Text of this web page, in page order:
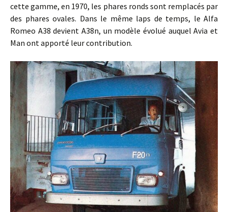
cette gamme, en 1970, les phares ronds sont remplacés par
des phares ovales. Dans le même laps de temps, le Alfa
Romeo A38 devient A38n, un modèle évolué auquel Avia et
Man ont apporté leur contribution.